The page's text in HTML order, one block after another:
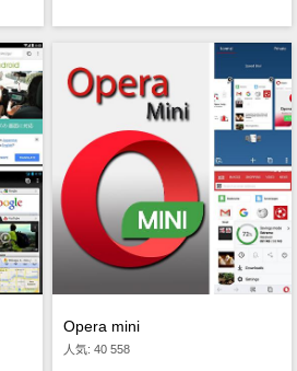
Opera mini
人気: 40 558